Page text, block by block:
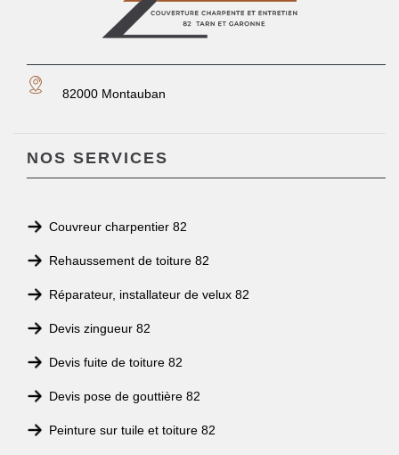
82000 Montauban
NOS SERVICES
Couvreur charpentier 82
Rehaussement de toiture 82
Réparateur, installateur de velux 82
Devis zingueur 82
Devis fuite de toiture 82
Devis pose de gouttière 82
Peinture sur tuile et toiture 82